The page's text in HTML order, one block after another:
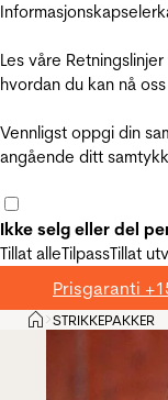
Les våre
hvordan du kan nå
Vennligst oppgi din
angående ditt
Ikke selg eller del
Tillat alleTilpassTillat
Prisgaranti
Hjem
>STRIKKEPAKKER